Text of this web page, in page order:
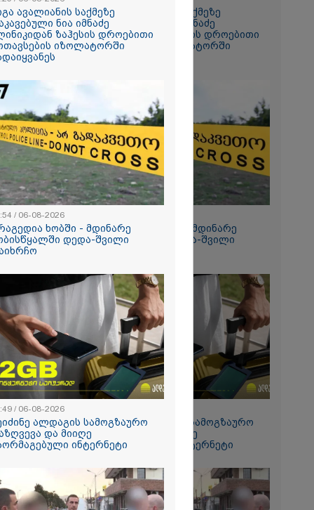
არ
-
ის წევრი
ნია
რომ
- კურიერის
და ჩაშლილი
შედეგად
და
25%-ით
- რას
გიგა ავალიანის საქმეზე
დაკავებული ნია იმნაძე
კლინიკიდან ზაჰესის დროებითი
მოთავსების იზოლატორში
ტრაგედია ხობში - მდინარე
ხობისწყალში დედა-შვილი
შეიძინე ალდაგის სამოგზაურო
დაზღვევა და მიიღე
გაორმაგებული ინტერნეტი
ავალიანის საქმეზე
ნია იმნაძე
ზაჰესის დროებითი
იზოლატორში
/ 06-08-2026
ხობში - მდინარე
დედა-შვილი
/ 06-08-2026
ალდაგის სამოგზაურო
და მიიღე
ინტერნეტი